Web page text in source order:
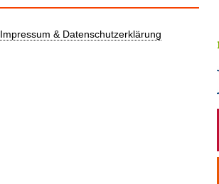
Impressum & Datenschutzerklärung